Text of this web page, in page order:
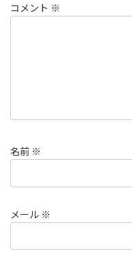
コメント ※
名前 ※
メール ※